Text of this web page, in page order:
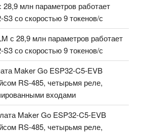
28,9 млн параметров работает
со скоростью 9 токенов/с
с 28,9 млн параметров работает
со скоростью 9 токенов/с
Maker Go ESP32-C5-EVB
RS-485, четырьмя реле,
входами
Maker Go ESP32-C5-EVB
RS-485, четырьмя реле,